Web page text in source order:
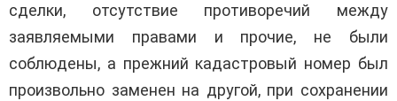
сделки, отсутствие противоречий между
заявляемыми правами и прочие, не были
соблюдены, а прежний кадастровый номер был
произвольно заменен на другой, при сохранении